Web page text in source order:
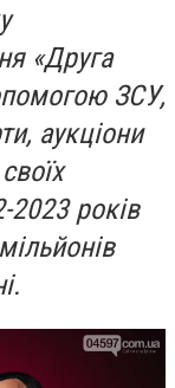
«Друга
ЗСУ,
аукціони
2023 років